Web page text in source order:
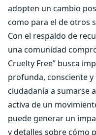
adopten un cambio
como para el de otros
Con el respaldo de
una comunidad
Cruelty Free” busca
profunda, consciente y
ciudadanía a sumarse
activa de un
puede generar un
y detalles sobre cómo